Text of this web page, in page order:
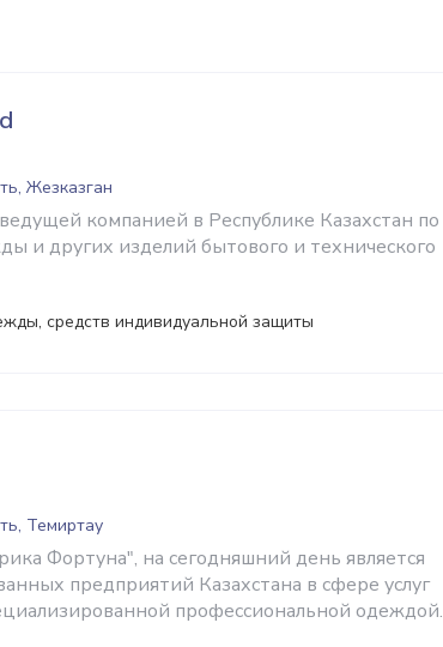
Жезказган
компанией в Республике Казахстан по
и других изделий бытового и технического
средств индивидуальной защиты
Темиртау
Фортуна", на сегодняшний день является
предприятий Казахстана в сфере услуг
профессиональной одеждой.